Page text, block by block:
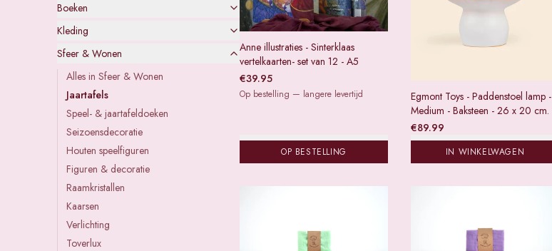
Boeken
Kleding
Sfeer & Wonen
Alles in Sfeer & Wonen
Jaartafels
Speel- & jaartafeldoeken
Seizoensdecoratie
Houten speelfiguren
Figuren & decoratie
Raamkristallen
Kaarsen
Verlichting
Toverlux
Anne illustraties - Sinterklaas
vertelkaarten- set van 12 - A5
€39.95
Op bestelling — langere levertijd
OP BESTELLING
Egmont Toys - Paddenstoel lamp -
Medium - Baksteen - 26 x 20 cm.
€89.99
IN WINKELWAGEN